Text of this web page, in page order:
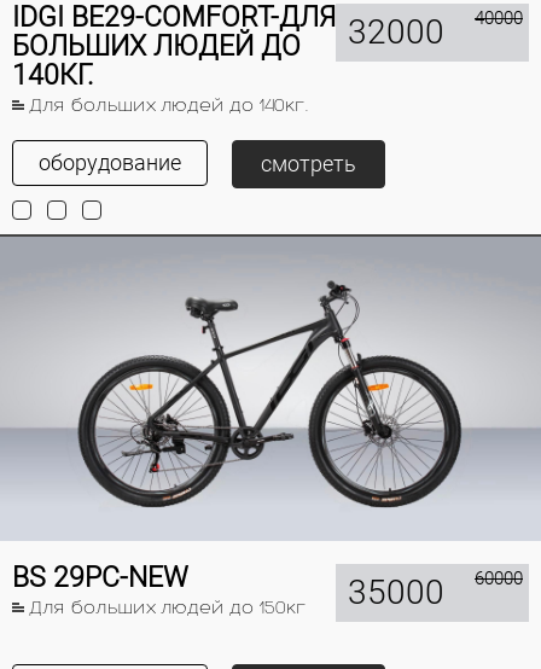
IDGI BE29-COMFORT-ДЛЯ
БОЛЬШИХ ЛЮДЕЙ ДО
140КГ.
Для больших людей до 140кг.
32000 40000
оборудование смотреть
BS 29PC-NEW
Для больших людей до 150кг 35000 60000